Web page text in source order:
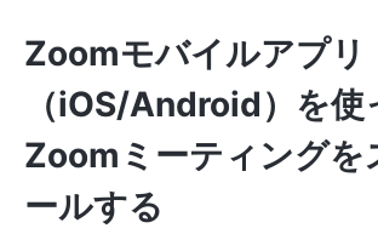
Zoomモバイルアプリ
（iOS/Android）を使
Zoomミーティングを
ールする